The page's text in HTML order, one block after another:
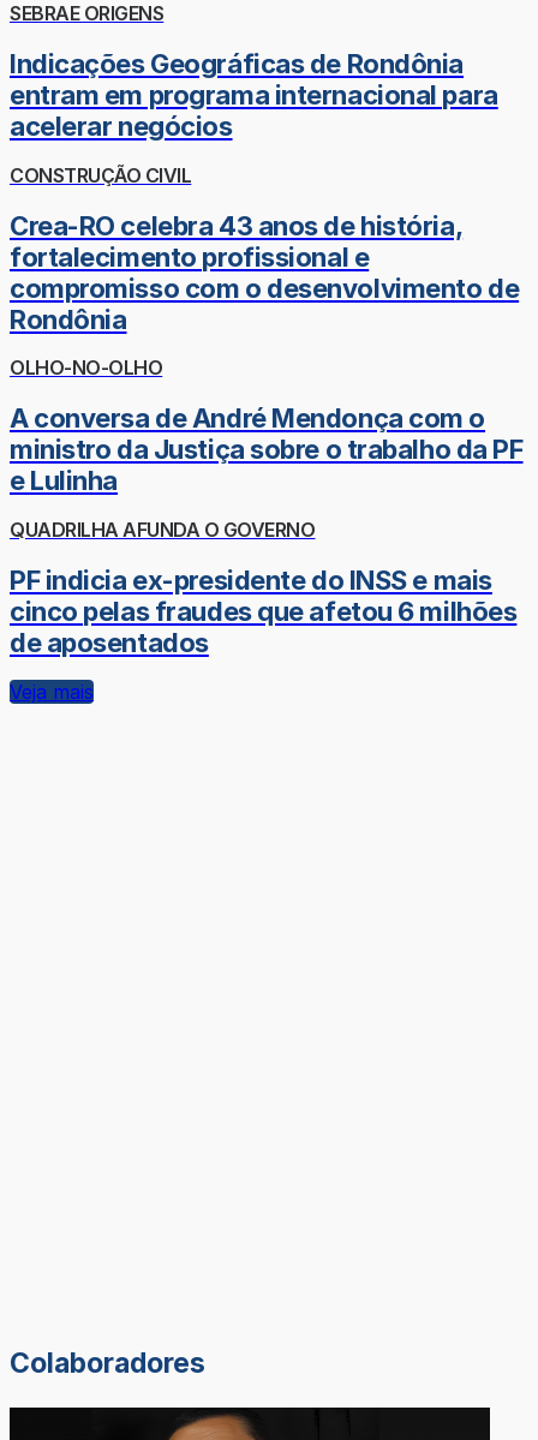
SEBRAE ORIGENS
Indicações Geográficas de Rondônia
entram em programa internacional para
acelerar negócios
CONSTRUÇÃO CIVIL
Crea-RO celebra 43 anos de história,
fortalecimento profissional e
compromisso com o desenvolvimento de
Rondônia
OLHO-NO-OLHO
A conversa de André Mendonça com o
ministro da Justiça sobre o trabalho da PF
e Lulinha
QUADRILHA AFUNDA O GOVERNO
PF indicia ex-presidente do INSS e mais
cinco pelas fraudes que afetou 6 milhões
de aposentados
Veja mais
Colaboradores